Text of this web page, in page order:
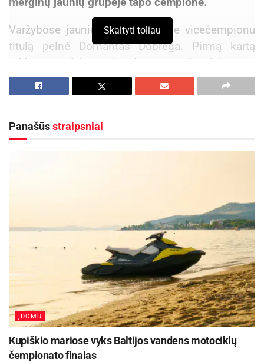
Varžybose jaunių vaikinų grupėje vicečempionu
titulą pelnė Domantas Dobrega. Pirmą kartą
tokiose varžybose jaunimo grupėje dalyvavęs
Mantas Linkevičius užėmė devintą vietą.
ir pasaulio greičio automodelių čempionatas
Sportininkus treniruoja Aldona Dobregienė, jie
mokosi Panevėžio kūno kultūros ir sporto centre.
Iš viso varžybose dalyvavo 48 sportininkai.
Skaityti toliau
Panašūsstraipsniai
ĮDOMU
Kupiškio mariose vyks Baltijos vandens motociklų
čempionato finalas